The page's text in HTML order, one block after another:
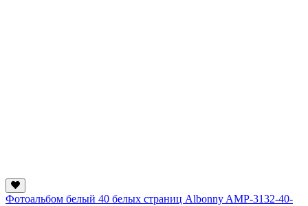
Фотоальбом белый 40 белых страниц Albonny AMP-3132-40-